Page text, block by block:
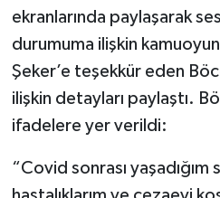
ekranlarında paylaşarak
durumuma ilişkin
Şeker’e teşekkür eden
ilişkin detayları paylaştı.
ifadelere yer verildi:
“Covid sonrası yaşadığım